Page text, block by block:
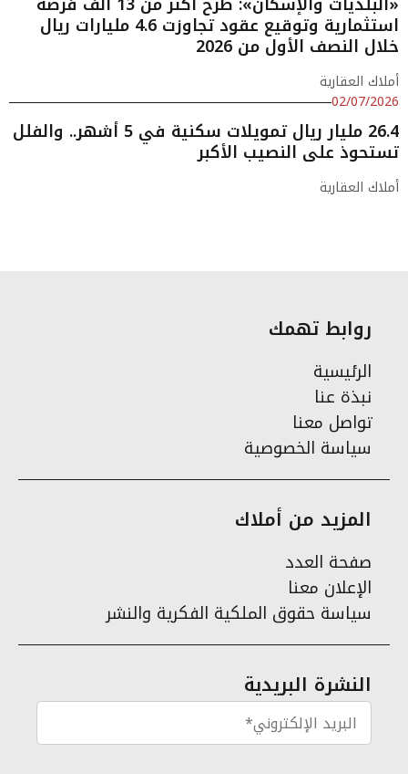
استثمارية وتوقيع عقود تجاوزت 4.6 مليارات ريال
خلال النصف الأول من 2026
أملاك العقارية
02/07/2026
26.4 مليار ريال تمويلات سكنية في 5 أشهر.. والفلل
تستحوذ على النصيب الأكبر
أملاك العقارية
روابط تهمك
الرئيسية
نبذة عنا
تواصل معنا
سياسة الخصوصية
المزيد من أملاك
صفحة العدد
الإعلان معنا
سياسة حقوق الملكية الفكرية والنشر
النشرة البريدية